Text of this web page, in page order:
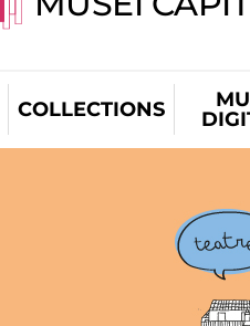
COLLECTIONS